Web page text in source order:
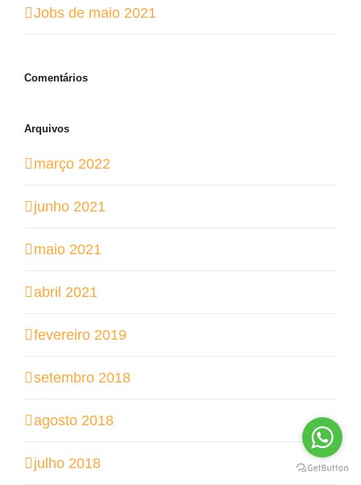
Jobs de maio 2021
Comentários
Arquivos
março 2022
junho 2021
maio 2021
abril 2021
fevereiro 2019
setembro 2018
agosto 2018
julho 2018